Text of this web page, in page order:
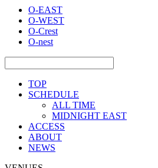
O-EAST
O-WEST
O-Crest
O-nest
TOP
SCHEDULE
ALL TIME
MIDNIGHT EAST
ACCESS
ABOUT
NEWS